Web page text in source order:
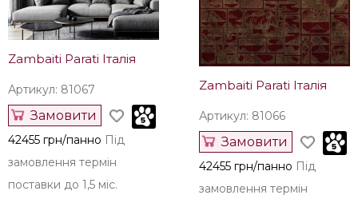
Zambaiti Parati Італія
Артикул: 81067
Замовити
42455 грн/панно Під
замовлення термін
поставки до 1,5 міс.
Zambaiti Parati Італія
Артикул: 81066
Замовити
42455 грн/панно Під
замовлення термін